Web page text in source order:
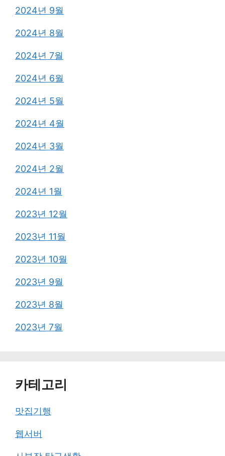
2024년 9월
2024년 8월
2024년 7월
2024년 6월
2024년 5월
2024년 4월
2024년 3월
2024년 2월
2024년 1월
2023년 12월
2023년 11월
2023년 10월
2023년 9월
2023년 8월
2023년 7월
카테고리
맛집기행
웹서버